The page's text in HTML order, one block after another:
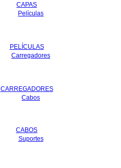
CAPAS
PELÍCULAS
CARREGADORES
CABOS